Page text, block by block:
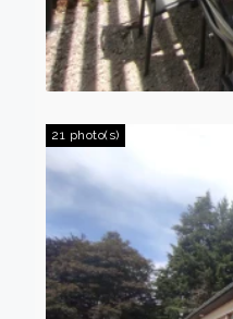
21 photo(s)